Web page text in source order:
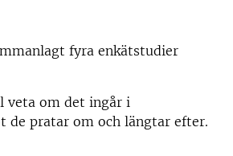
fyra enkätstudier
veta om det ingår i
de pratar om och längtar efter.